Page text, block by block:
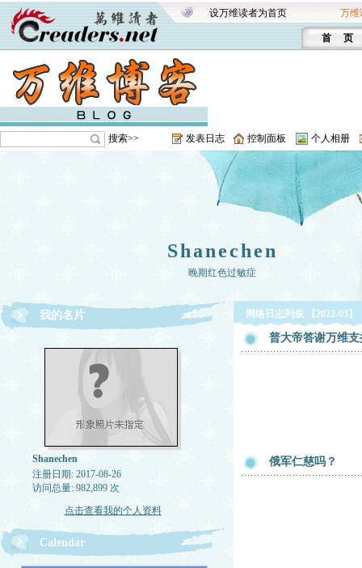
设万维读者为首页 万维
首 页
搜索>> 发表日志 控制面板 个人相册
Shanechen
晚期红色过敏症
我的名片
Shanechen
注册日期: 2017-08-26
访问总量: 982,899 次
点击查看我的个人资料
Calendar
网络日志列表 【2022-03】
普大帝答谢万维支
俄军仁慈吗？